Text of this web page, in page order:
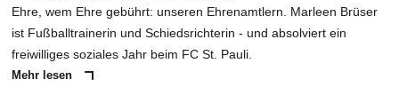
Ehre, wem Ehre gebührt: unseren Ehrenamtlern. Marleen Brüser
ist Fußballtrainerin und Schiedsrichterin - und absolviert ein
freiwilliges soziales Jahr beim FC St. Pauli.
Mehr lesen